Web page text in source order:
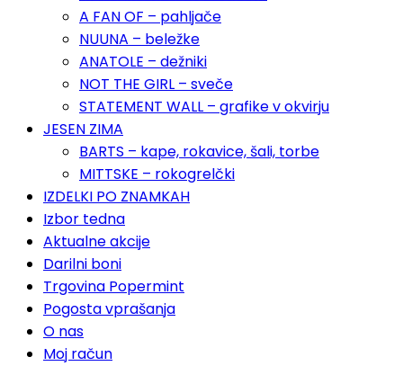
A FAN OF – pahljače
NUUNA – beležke
ANATOLE – dežniki
NOT THE GIRL – sveče
STATEMENT WALL – grafike v okvirju
JESEN ZIMA
BARTS – kape, rokavice, šali, torbe
MITTSKE – rokogrelčki
IZDELKI PO ZNAMKAH
Izbor tedna
Aktualne akcije
Darilni boni
Trgovina Popermint
Pogosta vprašanja
O nas
Moj račun